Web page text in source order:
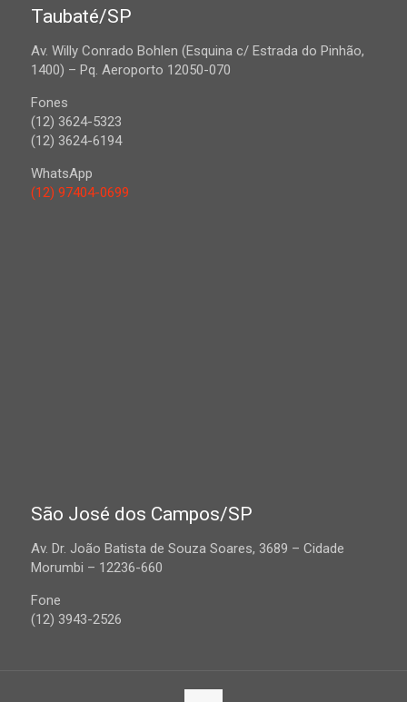
Taubaté/SP
Av. Willy Conrado Bohlen (Esquina c/ Estrada do Pinhão,
1400) – Pq. Aeroporto 12050-070
Fones
(12) 3624-5323
(12) 3624-6194
WhatsApp
(12) 97404-0699
São José dos Campos/SP
Av. Dr. João Batista de Souza Soares, 3689 – Cidade
Morumbi – 12236-660
Fone
(12) 3943-2526